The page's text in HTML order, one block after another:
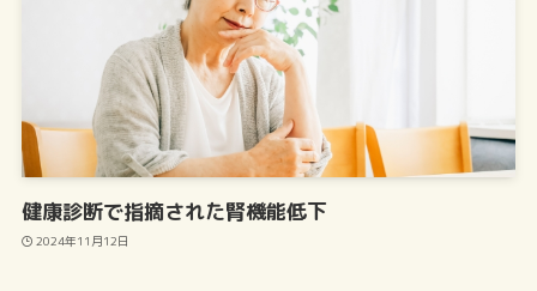
健康診断で指摘された腎機能低下
2024年11月12日